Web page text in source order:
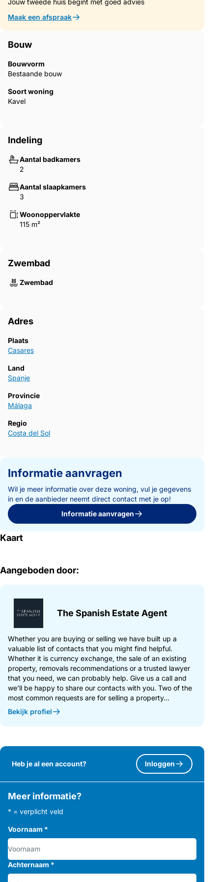
courses and the renowned Finca Cortesin hotel
Jouw tweede huis begint met goed advies
Maak een afspraak
Bouw
Bouwvorm
Bestaande bouw
Soort woning
Kavel
Indeling
Aantal badkamers
2
Aantal slaapkamers
3
Woonoppervlakte
115 m²
Zwembad
Zwembad
Adres
Plaats
Casares
Land
Spanje
Provincie
Málaga
Regio
Costa del Sol
Informatie aanvragen
Wil je meer informatie over deze woning, vul je gegevens
in en de aanbieder neemt direct contact met je op!
Informatie aanvragen
Kaart
Aangeboden door:
The Spanish Estate Agent
Whether you are buying or selling we have built up a
valuable list of contacts that you might find helpful.
Whether it is currency exchange, the sale of an existing
property, removals recommendations or a trusted lawyer
that you need, we can probably help. Give us a call and
we’ll be happy to share our contacts with you. Two of the
most common requests are for selling a property...
Bekijk profiel
Heb je al een account? Inloggen
Meer informatie?
* = verplicht veld
Voornaam *
Achternaam *